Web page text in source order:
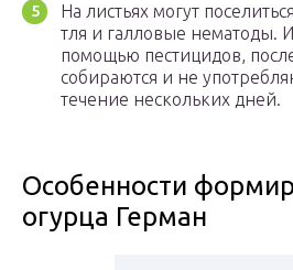
На листьях могут
тля и галловые нематоды.
помощью пестицидов,
собираются и не
течение нескольких дней.
Особенности
огурца Герман